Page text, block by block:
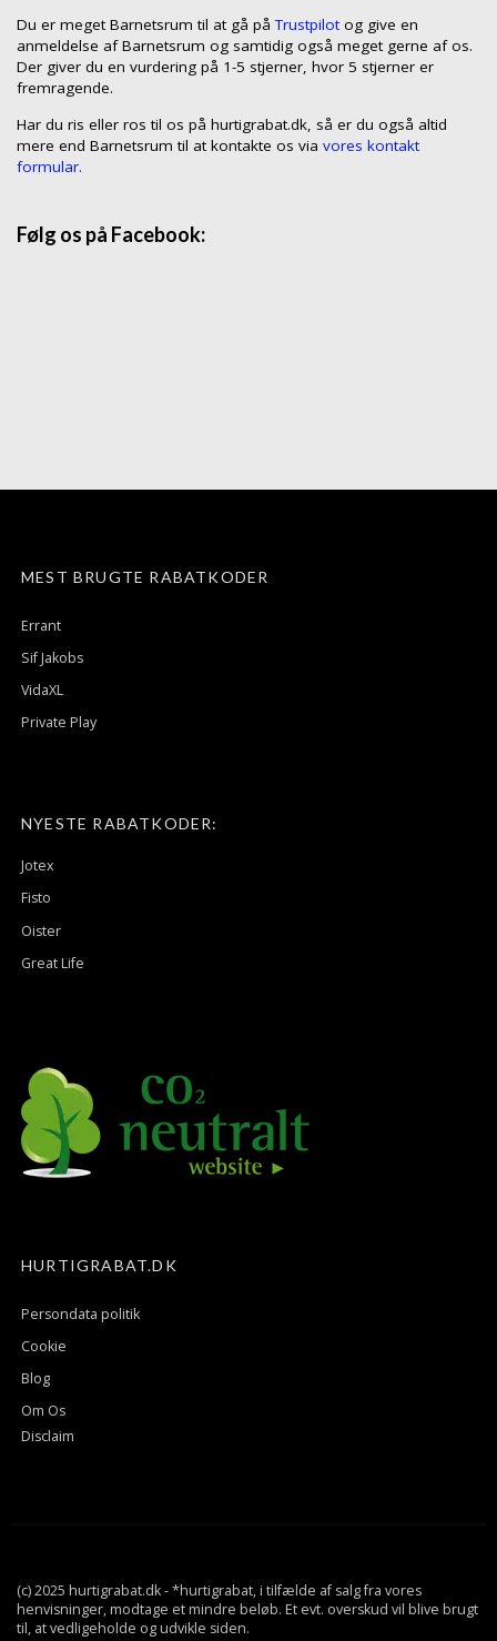
Du er meget Barnetsrum til at gå påTrustpilotog give en
anmeldelse af Barnetsrum og samtidig også meget gerne af os.
Der giver du en vurdering på 1-5 stjerner, hvor 5 stjerner er
fremragende.
Har du ris eller ros til os på hurtigrabat.dk, så er du også altid
mere end Barnetsrum til at kontakte os via vores kontakt
formular.
Følg os på Facebook:
MEST BRUGTE RABATKODER
Errant
Sif Jakobs
VidaXL
Private Play
NYESTE RABATKODER:
Jotex
Fisto
Oister
Great Life
HURTIGRABAT.DK
Persondata politik
Cookie
Blog
Om Os
Disclaim
(c) 2025 hurtigrabat.dk - *hurtigrabat, i tilfælde af salg fra vores
henvisninger, modtage et mindre beløb. Et evt. overskud vil blive brugt
til, at vedligeholde og udvikle siden.